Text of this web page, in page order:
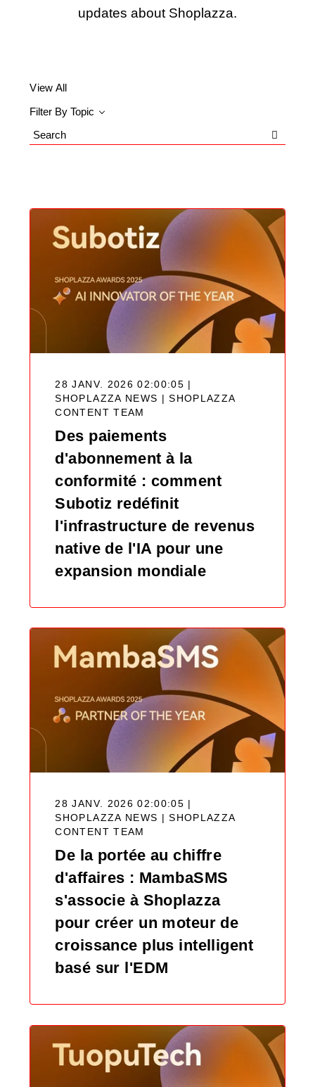
updates about Shoplazza.
View All
Filter By Topic
Search
28 JANV. 2026 02:00:05 |
SHOPLAZZA NEWS |SHOPLAZZA
CONTENT TEAM
Des paiements
d'abonnement à la
conformité : comment
Subotiz redéfinit
l'infrastructure de revenus
native de l'IA pour une
expansion mondiale
28 JANV. 2026 02:00:05 |
SHOPLAZZA NEWS |SHOPLAZZA
CONTENT TEAM
De la portée au chiffre
d'affaires : MambaSMS
s'associe à Shoplazza
pour créer un moteur de
croissance plus intelligent
basé sur l'EDM